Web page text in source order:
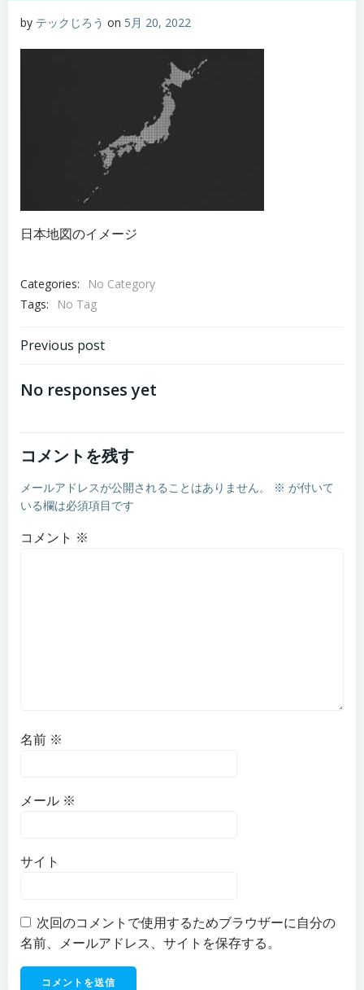
by テックじろう on 5月 20, 2022
日本地図のイメージ
Categories:
No Category
Tags:
No Tag
Post
Previous post
No responses yet
コメントを残す
メールアドレスが公開されることはありません。 ※ が付いて
いる欄は必須項目です
コメント ※
名前 ※
メール ※
サイト
次回のコメントで使用するためブラウザーに自分の
名前、メールアドレス、サイトを保存する。